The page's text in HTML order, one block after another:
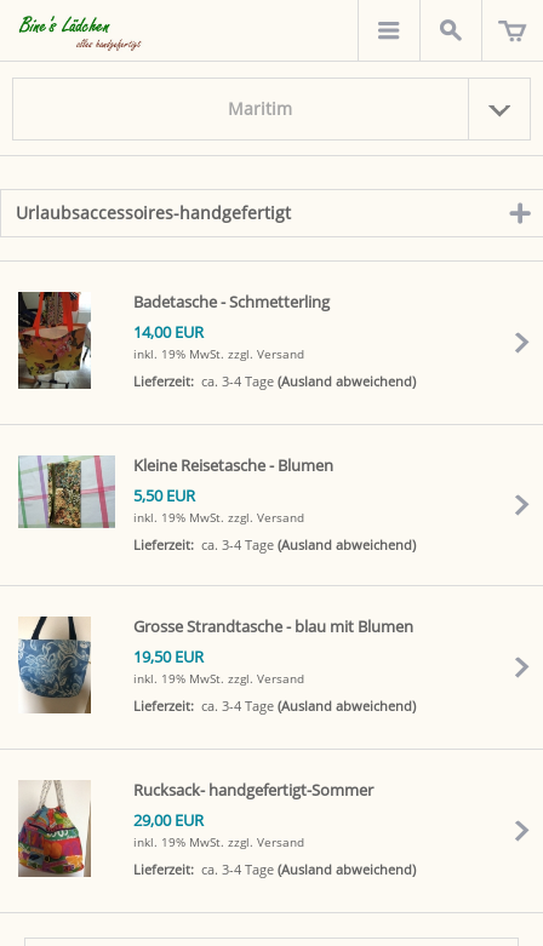
Maritim
Urlaubsaccessoires-handgefertigtclick
to
expand
Badetasche - Schmetterling
14,00 EUR
inkl. 19% MwSt. zzgl. Versand
Lieferzeit: ca. 3-4 Tage (Ausland abweichend)
Kleine Reisetasche - Blumen
5,50 EUR
inkl. 19% MwSt. zzgl. Versand
Lieferzeit: ca. 3-4 Tage (Ausland abweichend)
Grosse Strandtasche - blau mit Blumen
19,50 EUR
inkl. 19% MwSt. zzgl. Versand
Lieferzeit: ca. 3-4 Tage (Ausland abweichend)
Rucksack- handgefertigt-Sommer
29,00 EUR
inkl. 19% MwSt. zzgl. Versand
Lieferzeit: ca. 3-4 Tage (Ausland abweichend)